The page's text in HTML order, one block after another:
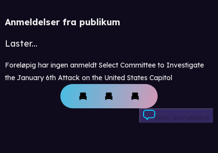
Anmeldelser fra publikum
Laster...
Foreløpig har ingen anmeldt Select Committee to Investigate
the January 6th Attack on the United States Capitol
Skriv anmeldelse